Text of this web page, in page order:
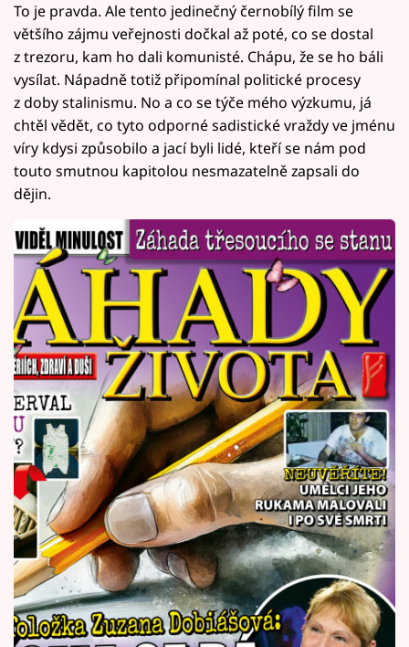
To je pravda. Ale tento jedinečný černobílý film se
většího zájmu veřejnosti dočkal až poté, co se dostal
z trezoru, kam ho dali komunisté. Chápu, že se ho báli
vysílat. Nápadně totiž připomínal politické procesy
z doby stalinismu. No a co se týče mého výzkumu, já
chtěl vědět, co tyto odporné sadistické vraždy ve jménu
víry kdysi způsobilo a jací byli lidé, kteří se nám pod
touto smutnou kapitolou nesmazatelně zapsali do
dějin.